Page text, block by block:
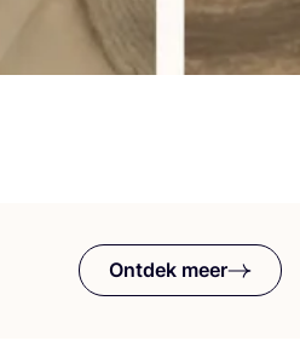
Ontdek meer